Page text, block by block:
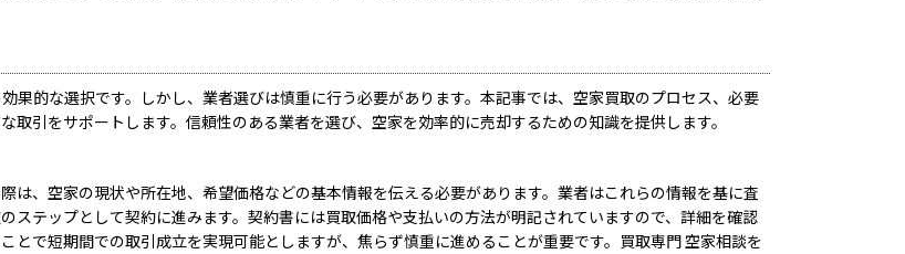
果的な選択です。しかし、業者選びは慎重に行う必要があります。本記事では、空家買取のプロセス、必要
引をサポートします。信頼性のある業者を選び、空家を効率的に売却するための知識を提供します。
は、空家の現状や所在地、希望価格などの基本情報を伝える必要があります。業者はこれらの情報を基に査
ステップとして契約に進みます。契約書には買取価格や支払いの方法が明記されていますので、詳細を確認
とで短期間での取引成立を実現可能としますが、焦らず慎重に進めることが重要です。買取専門 空家相談を